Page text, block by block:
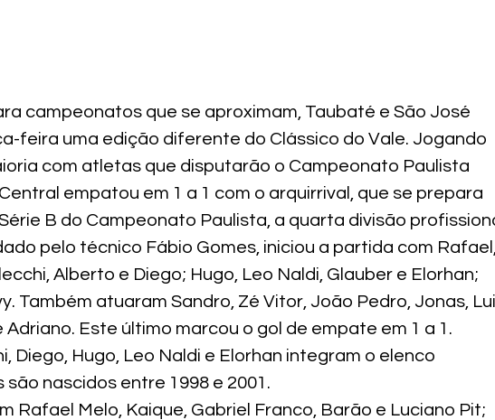
campeonatos que se aproximam, Taubaté e São José
feira uma edição diferente do Clássico do Vale. Jogando
com atletas que disputarão o Campeonato Paulista
empatou em 1 a 1 com o arquirrival, que se prepara
B do Campeonato Paulista, a quarta divisão
pelo técnico Fábio Gomes, iniciou a partida com
Alberto e Diego; Hugo, Leo Naldi, Glauber e Elorhan;
Também atuaram Sandro, Zé Vitor, João Pedro, Jonas,
Adriano. Este último marcou o gol de empate em 1 a 1.
Diego, Hugo, Leo Naldi e Elorhan integram o elenco
são nascidos entre 1998 e 2001.
Rafael Melo, Kaique, Gabriel Franco, Barão e Luciano Pit;